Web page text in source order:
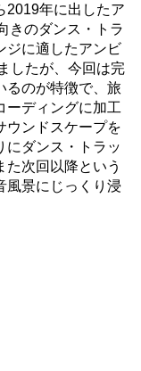
2019年に出したア
きのダンス・トラ
ジに適したアンビ
したが、今回は完
るのが特徴で、旅
ーディングに加工
ウンドスケープを
にダンス・トラッ
た次回以降という
風景にじっくり浸